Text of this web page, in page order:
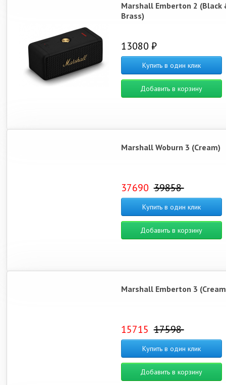
Marshall Emberton 2 (Black
Brass)
13080 ₽
Купить в один клик
Добавить в корзину
Marshall Woburn 3 (Cream)
37690 39858
Купить в один клик
Добавить в корзину
Marshall Emberton 3
15715 17598
Купить в один клик
Добавить в корзину